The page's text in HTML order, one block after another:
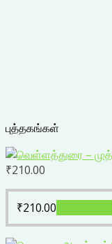
புத்தகங்கள்
₹210.00
₹210.00